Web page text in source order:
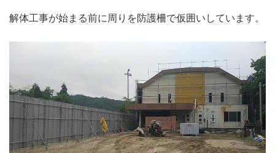
解体工事が始まる前に周りを防護柵で仮囲いしています。